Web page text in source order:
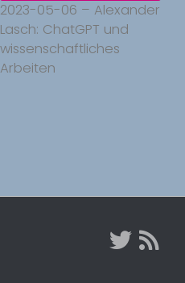
2023-05-06 – Alexander
Lasch: ChatGPT und
wissenschaftliches
Arbeiten